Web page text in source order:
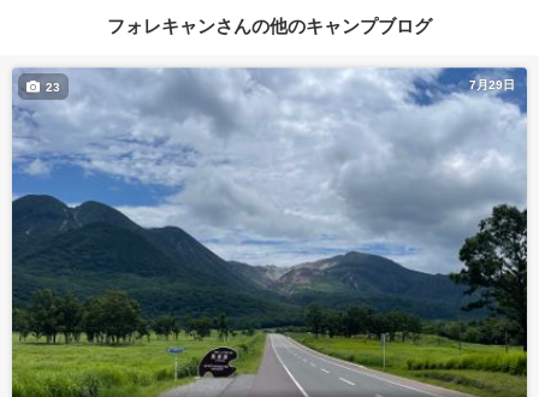
フォレキャンさんの他のキャンプブログ
7月29日
23